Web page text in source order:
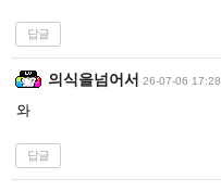
답글
의식을넘어서 26-07-06 17:28
와
답글